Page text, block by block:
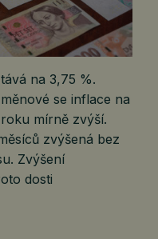
na 3,75 %.
se inflace na
mírně zvýší.
zvýšená bez
Zvýšení
dosti